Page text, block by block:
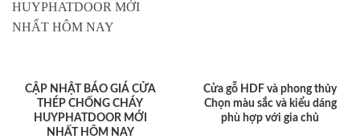
CẬP NHẬT BÁO GIÁ CỬA
THÉP CHỐNG CHÁY
HUYPHATDOOR MỚI
NHẤT HÔM NAY
Cửa gỗ HDF và phong thủy
Chọn màu sắc và kiểu dáng
phù hợp với gia chủ